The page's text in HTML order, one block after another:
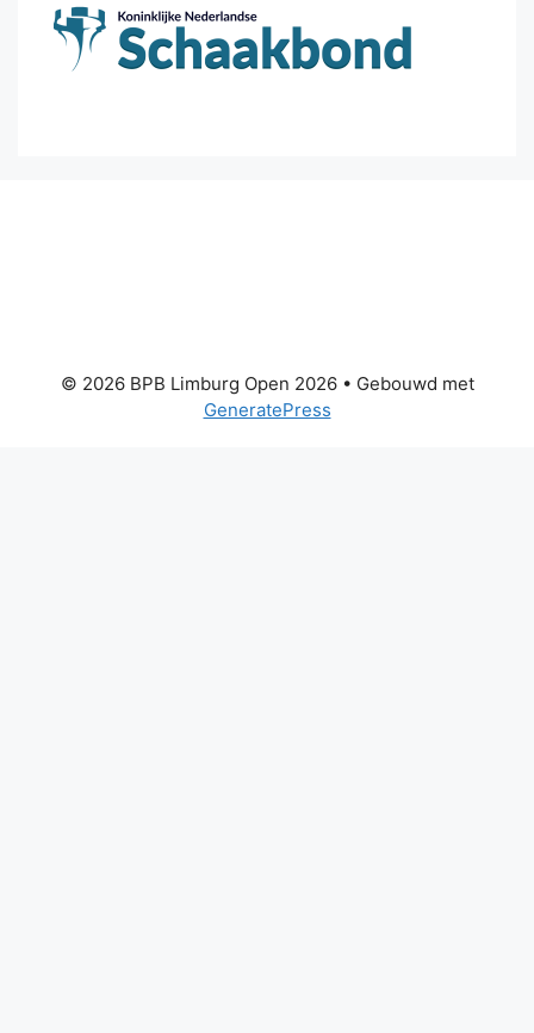
© 2026 BPB Limburg Open 2026• Gebouwd met
GeneratePress